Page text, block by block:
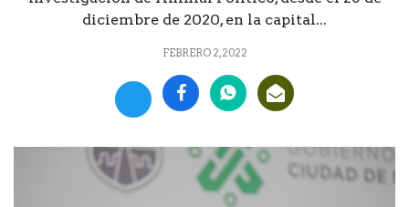
diciembre de 2020, en la capital...
FEBRERO 2, 2022